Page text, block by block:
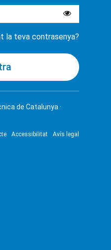
la teva contrasenya?
de Catalunya ·
Accessibilitat Avís legal